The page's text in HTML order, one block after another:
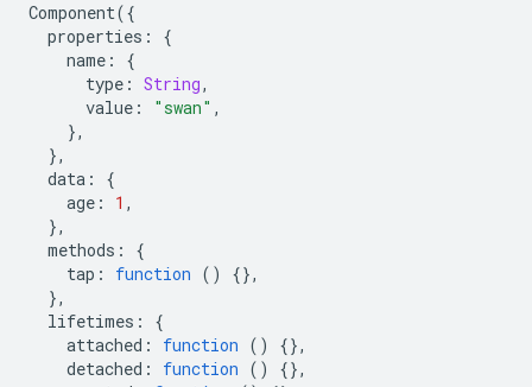
Component({
properties :
{
name :
{
type : String,
value : "swan" ,
},
},
data :
{
age : 1 ,
},
methods :
{
tap : function ()
{},
},
lifetimes :
{
attached : function ()
{},
detached : function ()
{},